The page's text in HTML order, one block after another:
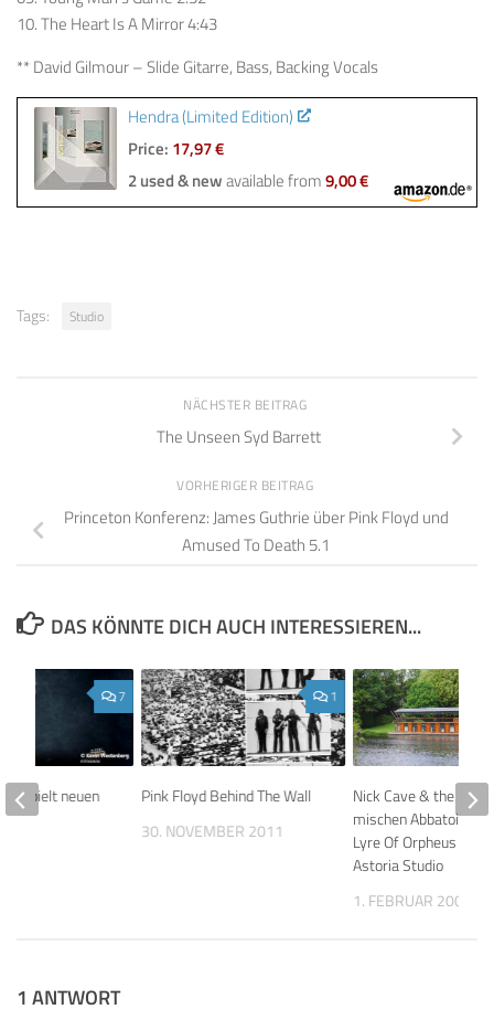
10. The Heart Is A Mirror 4:43
** David Gilmour – Slide Gitarre, Bass, Backing Vocals
Hendra (Limited Edition)
Price: 17,97 €
2 used & newavailable from9,00 €
Tags: Studio
NÄCHSTER BEITRAG
The Unseen Syd Barrett
VORHERIGER BEITRAG
Princeton Konferenz: James Guthrie über Pink Floyd und
Amused To Death 5.1
DAS KÖNNTE DICH AUCH INTERESSIEREN...
1
Pink Floyd Behind The Wall
30. NOVEMBER 2011
Nick Cave & the Bad
mischen Abbatoir
Lyre Of Orpheus
Astoria Studio
1. FEBRUAR 2005
7
spielt neuen
1 ANTWORT